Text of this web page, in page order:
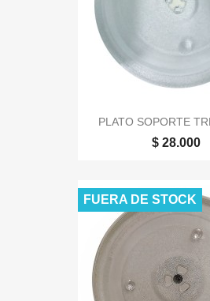
PLATO SOPORTE
$ 28.000
FUERA DE STOCK